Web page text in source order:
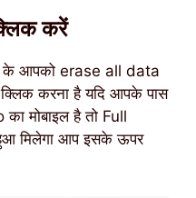
करें
के आपको erase all data
करना है यदि आपके पास
मोबाइल है तो Full
मिलेगा आप इसके ऊपर